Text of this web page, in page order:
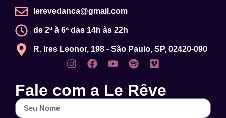
lerevedanca@gmail.com
de 2ª à 6ª das 14h às 22h
R. Ires Leonor, 198 - São Paulo, SP, 02420-090
Fale com a Le Rêve